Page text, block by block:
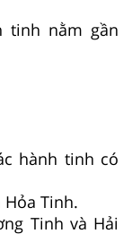
tinh nằm gần
hành tinh có
Tinh.
Tinh và Hải